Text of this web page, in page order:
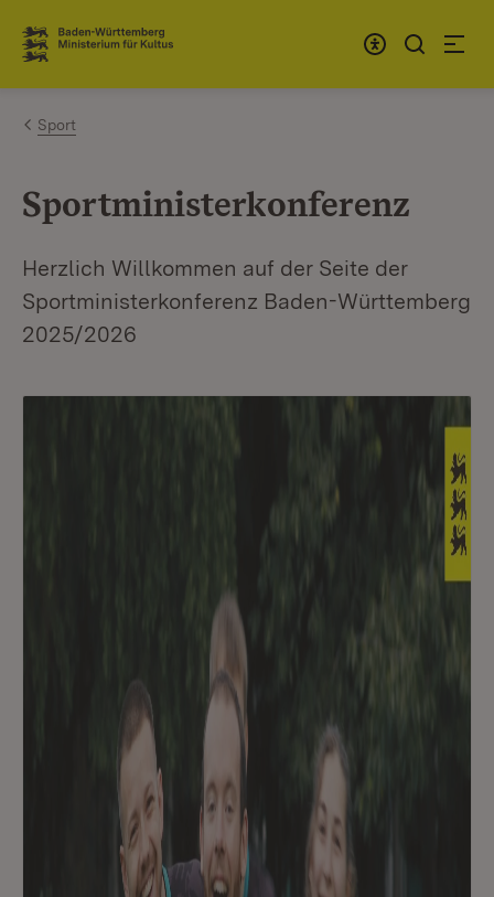
Zum Inhalt springen
Link zur Startseite
Sport
Sportministerkonferenz
Herzlich Willkommen auf der Seite der
Sportministerkonferenz Baden-Württemberg
2025/2026